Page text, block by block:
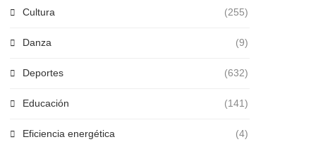
Cultura (255)
Danza (9)
Deportes (632)
Educación (141)
Eficiencia energética (4)